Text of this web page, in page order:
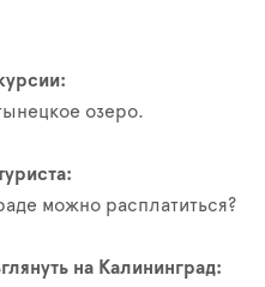
озеро.
можно расплатиться?
на Калининград: